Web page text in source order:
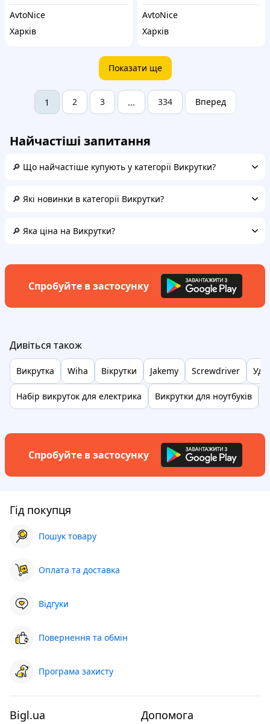
AvtoNice
Харків
AvtoNice
Харків
Показати ще
1 2 3 ... 334 Вперед
Найчастіші запитання
🔎 Що найчастіше купують у категорії Викрутки?
🔎 Які новинки в категорії Викрутки?
🔎 Яка ціна на Викрутки?
Спробуйте в застосунку
Дивіться також
Викрутка Wiha Вікрутки Jakemy Screwdriver
Набір викруток для електрика Викрутки для ноутбуків
Спробуйте в застосунку
Гід покупця
Пошук товару
Оплата та доставка
Відгуки
Повернення та обмін
Програма захисту
Bigl.ua Допомога